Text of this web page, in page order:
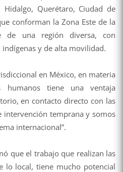
Hidalgo, Querétaro, Ciudad de
conforman la Zona Este de la
de una región diversa, con
y de alta movilidad.
en México, en materia
humanos tiene una ventaja
en contacto directo con las
intervención temprana y somos
internacional”.
que el trabajo que realizan las
lo local, tiene mucho potencial